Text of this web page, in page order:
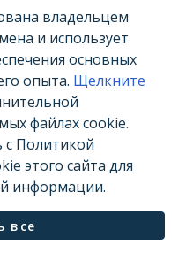
который
часто показывается
выдаче выбранной
по запросам, по
согласно
выше видимость
трафика он может
владельцем
и использует
основных
опыта. Щелкните
файлах cookie.
с Политикой
этого сайта для
информации.
все